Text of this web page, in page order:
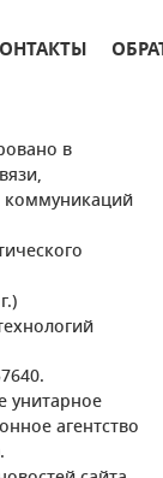
в
унитарное
агентство